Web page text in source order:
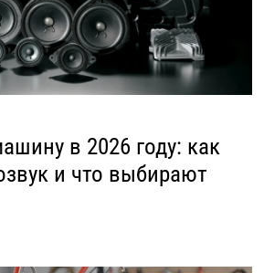
в 2026 году: как
и что выбирают